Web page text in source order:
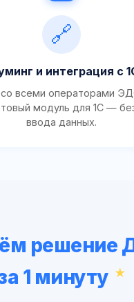
🔗
и интеграция с
всеми операторами
модуль для 1С —
ввода данных.
решение
1 минуту